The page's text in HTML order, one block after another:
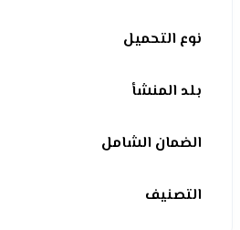
نوع التحميل
بلد المنشأ
الضمان الشامل
التصنيف